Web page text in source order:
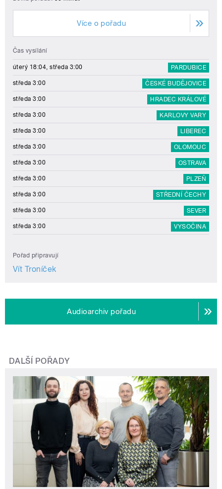
Více o pořadu
Čas vysílání
úterý 18:04, středa 3:00 PARDUBICE
středa 3:00 ČESKÉ BUDĚJOVICE
středa 3:00 HRADEC KRÁLOVÉ
středa 3:00 KARLOVY VARY
středa 3:00 LIBEREC
středa 3:00 OLOMOUC
středa 3:00 OSTRAVA
středa 3:00 PLZEŇ
středa 3:00 STŘEDNÍ ČECHY
středa 3:00 SEVER
středa 3:00 VYSOČINA
Pořad připravují
Vít Troníček
Audioarchiv pořadu
DALŠÍ POŘADY